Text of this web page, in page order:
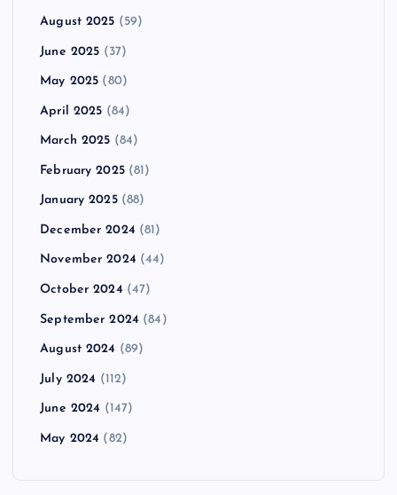
August 2025 (59)
June 2025 (37)
May 2025 (80)
April 2025 (84)
March 2025 (84)
February 2025(81)
January 2025(88)
December 2024 (81)
November 2024 (44)
October 2024 (47)
September 2024 (84)
August 2024 (89)
July 2024 (112)
June 2024 (147)
May 2024 (82)